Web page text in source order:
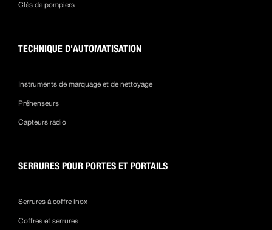
Clés de pompiers
TECHNIQUE D'AUTOMATISATION
Instruments de marquage et de nettoyage
Préhenseurs
Capteurs radio
SERRURES POUR PORTES ET PORTAILS
Serrures à coffre inox
Coffres et serrures